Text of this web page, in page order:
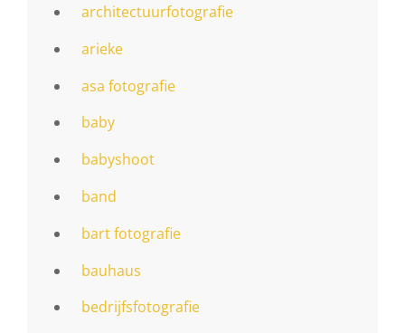
architectuurfotografie
arieke
asa fotografie
baby
babyshoot
band
bart fotografie
bauhaus
bedrijfsfotografie